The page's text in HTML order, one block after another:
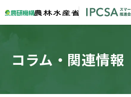
コラム・関連情報